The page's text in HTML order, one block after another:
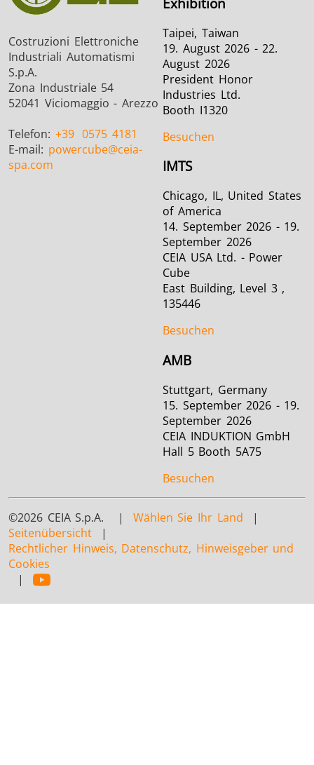
Costruzioni Elettroniche
Industriali Automatismi
S.p.A.
Zona Industriale 54
52041 Viciomaggio - Arezzo
Telefon: +39 0575 4181
E-mail: powercube@ceia-
spa.com
Taipei, Taiwan
19. August 2026 - 22.
August 2026
President Honor
Industries Ltd.
Booth I1320
Besuchen
IMTS
Chicago, IL, United States
of America
14. September 2026 - 19.
September 2026
CEIA USA Ltd. - Power
Cube
East Building, Level 3 ,
135446
Besuchen
AMB
Stuttgart, Germany
15. September 2026 - 19.
September 2026
CEIA INDUKTION GmbH
Hall 5 Booth 5A75
Besuchen
©2026 CEIA S.p.A. | Wählen Sie Ihr Land |
Seitenübersicht |
Rechtlicher Hinweis, Datenschutz, Hinweisgeber und
Cookies
|